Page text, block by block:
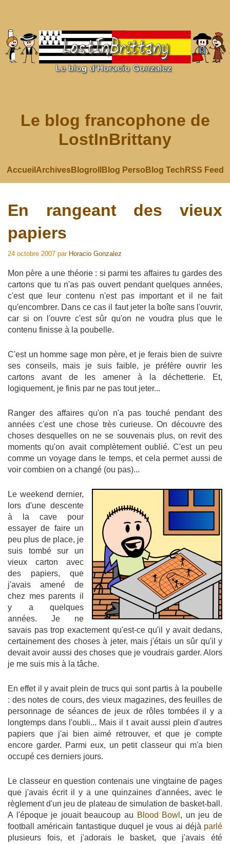
Le blog francophone de
LostInBrittany
Accueil ArchivesBlogroll Blog Perso Blog Tech RSS Feed
En rangeant des vieux
papiers
24 octobre 2007 par Horacio Gonzalez
Mon père a une théorie : si parmi tes affaires tu gardes des
cartons que tu n'as pas ouvert pendant quelques années,
c'est que leur contenu n'est pas important et il ne fait
qu'encombrer. Dans ce cas il faut jeter la boîte sans l'ouvrir,
car si on l'ouvre c'est sûr qu'on ne voudra plus que le
contenu finisse à la poubelle.
C'est un homme sage mon père, et je ferais bien de suivre
ses conseils, mais je suis faible, je préfère ouvrir les
cartons avant de les amener à la déchetterie. Et,
logiquement, je finis par ne pas tout jeter...
Ranger des affaires qu'on n'a pas touché pendant des
années c'est une chose très curieuse. On découvre des
choses desquelles on ne se souvenais plus, on revit des
moments qu'on avait complètement oublié. C'est un peu
comme un voyage dans le temps, et cela permet aussi de
voir combien on a changé (ou pas)...
Le weekend dernier,
lors d'une descente
à la cave pour
essayer de faire un
peu plus de place, je
suis tombé sur un
vieux carton avec
des papiers, que
j'avais amené de
chez mes parents il
y a quelques
années. Je ne
savais pas trop exactement qu'est-ce qu'il y avait dedans,
certainement des choses à jeter, mais j'étais un sûr qu'il y
devait avoir aussi des choses que je voudrais garder. Alors
je me suis mis à la tâche.
En effet il y avait plein de trucs qui sont partis à la poubelle
: des notes de cours, des vieux magazines, des feuilles de
personnage de séances de jeux de rôles tombées il y a
longtemps dans l'oubli... Mais il t avait aussi plein d'autres
papiers que j'ai bien aimé retrouver, et que je compte
encore garder. Parmi eux, un petit classeur qui m'a bien
occupé ces derniers jours.
Le classeur en question contenais une vingtaine de pages
que j'avais écrit il y a une quinzaines d'années, avec le
règlement d'un jeu de plateau de simulation de basket-ball.
A l'époque je jouait beaucoup au Blood Bowl , un jeu de
football américain fantastique duquel je vous ai déjà parlé
plusieurs fois, et j'adorais le basket, que j'avais été